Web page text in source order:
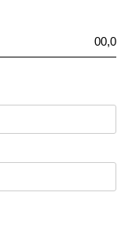
00,0